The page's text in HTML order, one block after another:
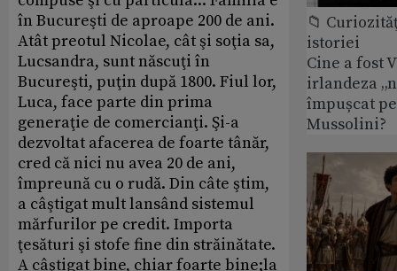
în Bucureşti de aproape 200 de ani.
Atât preotul Nicolae, cât şi soţia sa,
Lucsandra, sunt născuţi în
Bucureşti, puţin după 1800. Fiul lor,
Luca, face parte din prima
generaţie de comercianţi. Şi-a
dezvoltat afacerea de foarte tânăr,
cred că nici nu avea 20 de ani,
împreună cu o rudă. Din câte ştim,
a câştigat mult lansând sistemul
mărfurilor pe credit. Importa
ţesături şi stofe fine din străinătate.
A câştigat bine, chiar foarte bine;la
📁
istoriei
Cine a fost
irlandeza
împușcat
Mussolini?